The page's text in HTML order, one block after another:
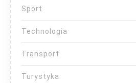
Sport
Technologia
Transport
Turystyka